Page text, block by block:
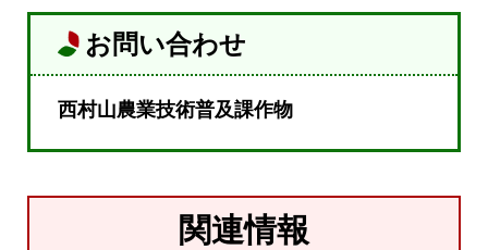
お問い合わせ
西村山農業技術普及課作物
関連情報